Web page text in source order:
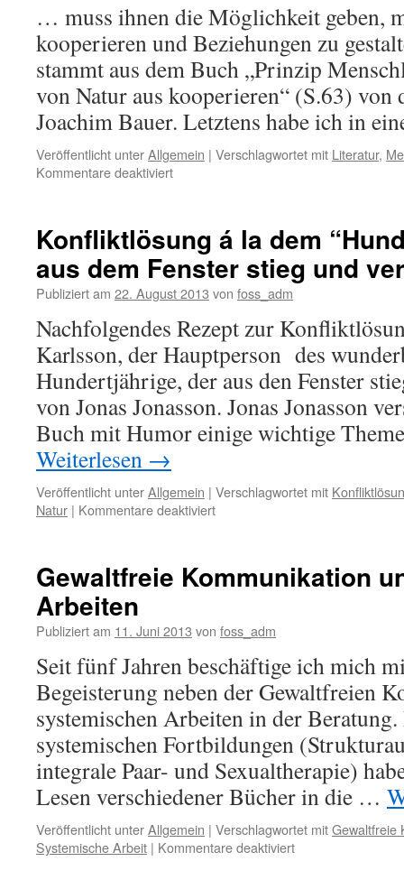
ein
Beispiel
von
Paul
Watzlawik
… muss ihnen die Möglichkeit geben,
kooperieren und Beziehungen zu
stammt aus dem Buch „Prinzip
von Natur aus kooperieren“ (S.63) von
Joachim Bauer. Letztens habe ich in
Veröffentlicht unterAllgemein | Verschlagwortet mit Literatur,
Kommentare deaktiviertfür
motivieren
will
…
Konfliktlösung á la dem
aus dem Fenster stieg und
Publiziert am 22. August 2013 von foss_adm
Nachfolgendes Rezept zur
Karlsson, der Hauptperson des
Hundertjährige, der aus den Fenster
von Jonas Jonasson. Jonas Jonasson
Buch mit Humor einige wichtige
Weiterlesen →
Veröffentlicht unterAllgemein | Verschlagwortet mit
Natur | Kommentare deaktiviertfür
dem
aus
Fenster
stieg
verschwand“
Gewaltfreie Kommunikation
Arbeiten
Publiziert am 11. Juni 2013 von foss_adm
Seit fünf Jahren beschäftige ich mich
Begeisterung neben der Gewaltfreien
systemischen Arbeiten in der
systemischen Fortbildungen
integrale Paar- und Sexualtherapie)
Lesen verschiedener Bücher in die …
Veröffentlicht unterAllgemein | Verschlagwortet mitGewaltfreie
Systemische Arbeit | Kommentare deaktiviertfür